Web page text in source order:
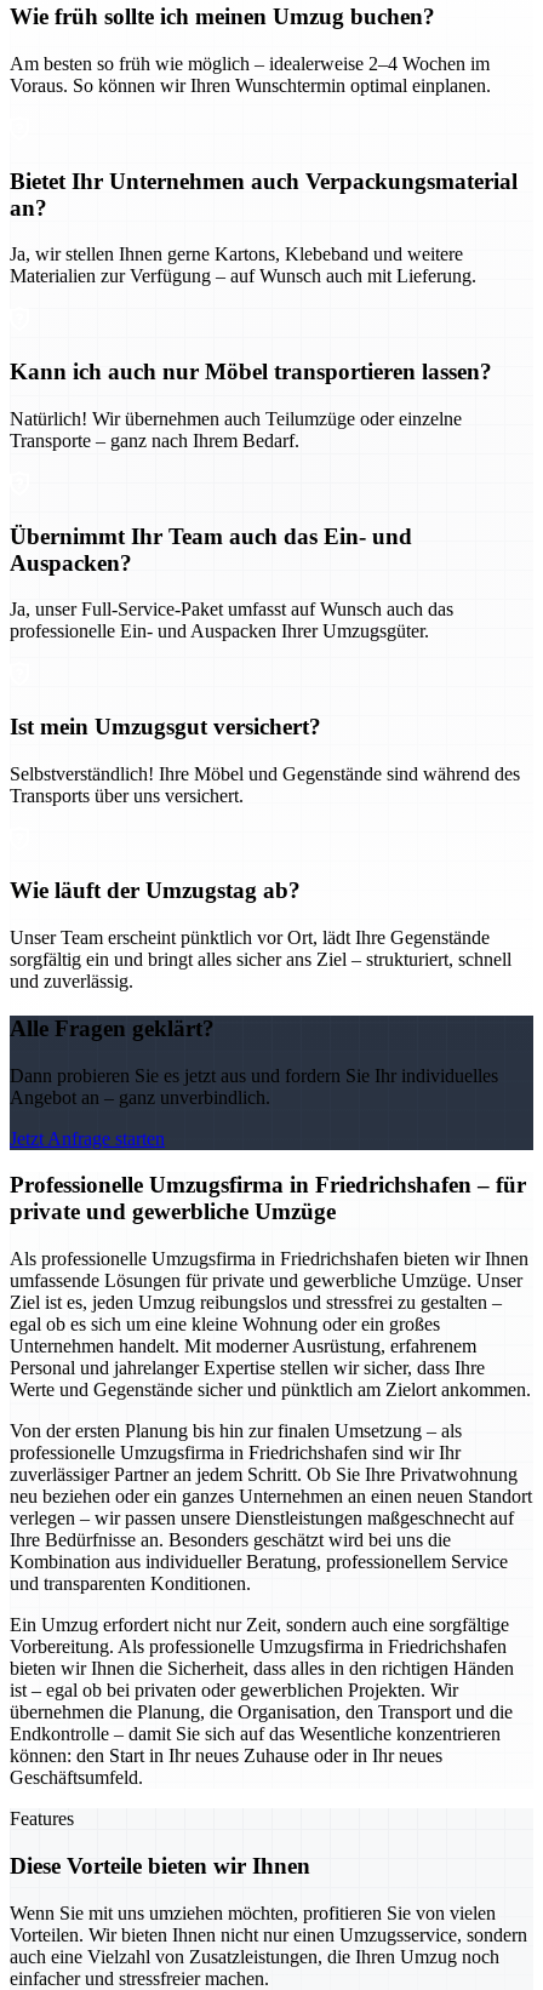
Wie früh sollte ich meinen Umzug buchen?
Am besten so früh wie möglich – idealerweise 2–4 Wochen im
Voraus. So können wir Ihren Wunschtermin optimal einplanen.
Bietet Ihr Unternehmen auch Verpackungsmaterial
an?
Ja, wir stellen Ihnen gerne Kartons, Klebeband und weitere
Materialien zur Verfügung – auf Wunsch auch mit Lieferung.
Kann ich auch nur Möbel transportieren lassen?
Natürlich! Wir übernehmen auch Teilumzüge oder einzelne
Transporte – ganz nach Ihrem Bedarf.
Übernimmt Ihr Team auch das Ein- und
Auspacken?
Ja, unser Full-Service-Paket umfasst auf Wunsch auch das
professionelle Ein- und Auspacken Ihrer Umzugsgüter.
Ist mein Umzugsgut versichert?
Selbstverständlich! Ihre Möbel und Gegenstände sind während des
Transports über uns versichert.
Wie läuft der Umzugstag ab?
Unser Team erscheint pünktlich vor Ort, lädt Ihre Gegenstände
sorgfältig ein und bringt alles sicher ans Ziel – strukturiert, schnell
und zuverlässig.
Alle Fragen geklärt?
Dann probieren Sie es jetzt aus und fordern Sie Ihr individuelles
Angebot an – ganz unverbindlich.
Jetzt Anfrage starten
Professionelle Umzugsfirma in Friedrichshafen – für
private und gewerbliche Umzüge
Als professionelle Umzugsfirma in Friedrichshafen bieten wir Ihnen
umfassende Lösungen für private und gewerbliche Umzüge. Unser
Ziel ist es, jeden Umzug reibungslos und stressfrei zu gestalten –
egal ob es sich um eine kleine Wohnung oder ein großes
Unternehmen handelt. Mit moderner Ausrüstung, erfahrenem
Personal und jahrelanger Expertise stellen wir sicher, dass Ihre
Werte und Gegenstände sicher und pünktlich am Zielort ankommen.
Von der ersten Planung bis hin zur finalen Umsetzung – als
professionelle Umzugsfirma in Friedrichshafen sind wir Ihr
zuverlässiger Partner an jedem Schritt. Ob Sie Ihre Privatwohnung
neu beziehen oder ein ganzes Unternehmen an einen neuen Standort
verlegen – wir passen unsere Dienstleistungen maßgeschnecht auf
Ihre Bedürfnisse an. Besonders geschätzt wird bei uns die
Kombination aus individueller Beratung, professionellem Service
und transparenten Konditionen.
Ein Umzug erfordert nicht nur Zeit, sondern auch eine sorgfältige
Vorbereitung. Als professionelle Umzugsfirma in Friedrichshafen
bieten wir Ihnen die Sicherheit, dass alles in den richtigen Händen
ist – egal ob bei privaten oder gewerblichen Projekten. Wir
übernehmen die Planung, die Organisation, den Transport und die
Endkontrolle – damit Sie sich auf das Wesentliche konzentrieren
können: den Start in Ihr neues Zuhause oder in Ihr neues
Geschäftsumfeld.
Features
Diese Vorteile bieten wir Ihnen
Wenn Sie mit uns umziehen möchten, profitieren Sie von vielen
Vorteilen. Wir bieten Ihnen nicht nur einen Umzugsservice, sondern
auch eine Vielzahl von Zusatzleistungen, die Ihren Umzug noch
einfacher und stressfreier machen.